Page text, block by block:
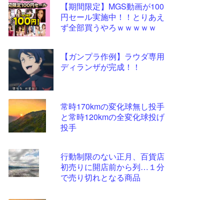
【期間限定】MGS動画が100
円セール実施中！！とりあえ
ず全部買うやろｗｗｗｗｗ
【ガンプラ作例】ラウダ専用
ディランザが完成！！
常時170kmの変化球無し投手
と常時120kmの全変化球投げ
投手
行動制限のない正月、百貨店
初売りに開店前から列…１分
で売り切れとなる商品